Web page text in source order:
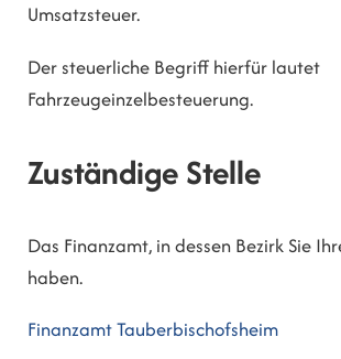
Umsatzsteuer.
Der steuerliche Begriff hierfür lautet
Fahrzeugeinzelbesteuerung.
Zuständige Stelle
Das Finanzamt, in dessen Bezirk Sie
haben.
Finanzamt Tauberbischofsheim